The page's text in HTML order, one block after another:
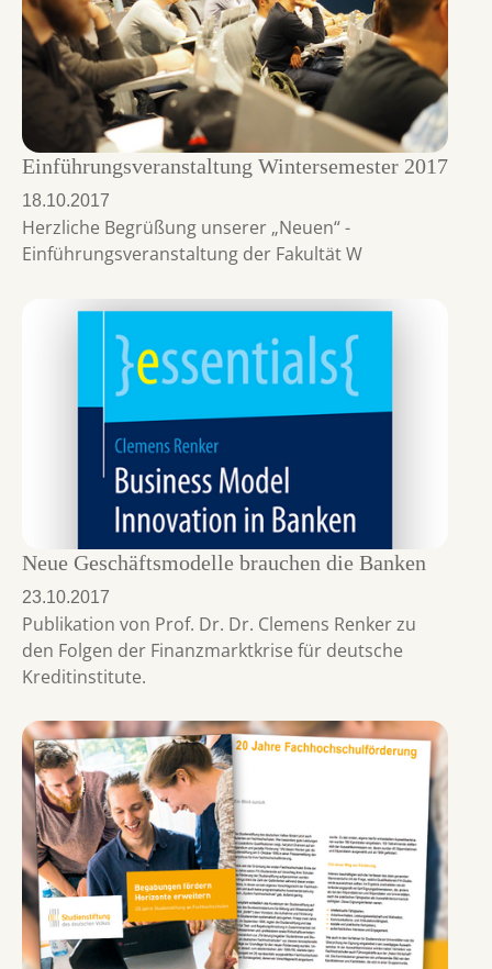
Einführungsveranstaltung Wintersemester 2017
18.10.2017
Herzliche Begrüßung unserer „Neuen“ -
Einführungsveranstaltung der Fakultät W
Neue Geschäftsmodelle brauchen die Banken
23.10.2017
Publikation von Prof. Dr. Dr. Clemens Renker zu
den Folgen der Finanzmarktkrise für deutsche
Kreditinstitute.